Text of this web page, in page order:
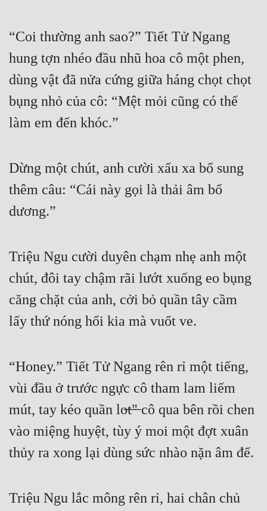
“Coi thường anh sao?” Tiết Tử Ngang
hung tợn nhéo đầu nhũ hoa cô một phen,
dùng vật đã nửa cứng giữa háng chọt chọt
bụng nhỏ của cô: “Mệt mỏi cũng có thể
làm em đến khóc.”
Dừng một chút, anh cười xấu xa bổ sung
thêm câu: “Cái này gọi là thải âm bổ
dương.”
Triệu Ngu cười duyên chạm nhẹ anh một
chút, đôi tay chậm rãi lướt xuống eo bụng
căng chặt của anh, cởi bỏ quần tây cầm
lấy thứ nóng hổi kia mà vuốt ve.
“Honey.” Tiết Tử Ngang rên rỉ một tiếng,
vùi đầu ở trước ngực cô tham lam liếm
mút, tay kéo quần lo̶t̶"̶ cô qua bên rồi chen
vào miệng huyệt, tùy ý moi một đợt xuân
thủy ra xong lại dùng sức nhào nặn âm đế.
Triệu Ngu lắc mông rên rỉ, hai chân chủ